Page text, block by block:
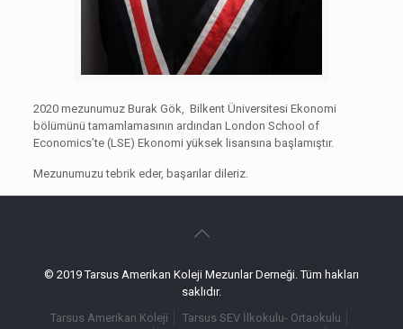
2020 mezunumuz Burak Gök, Bilkent Üniversitesi Ekonomi
bölümünü tamamlamasının ardından London School of
Economics’te (LSE) Ekonomi yüksek lisansına başlamıştır.
Mezunumuzu tebrik eder, başarılar dileriz.
© 2019 Tarsus Amerikan Koleji Mezunlar Derneği. Tüm hakları
saklıdır.
Tarsus Amerikan Koleji
Tarsus SEV İlkokulu- Ortaokulu